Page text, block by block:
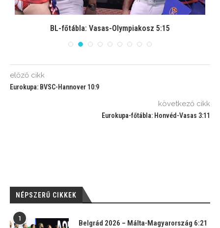
BL-főtábla: Vasas-Olympiakosz 5:15
előző cikk
Eurokupa: BVSC-Hannover 10:9
következő cikk
Eurokupa-főtábla: Honvéd-Vasas 3:11
NÉPSZERŰ CIKKEK
1
Belgrád 2026 – Málta-Magyarország 6:21